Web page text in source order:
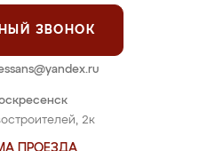
2к
ПРОЕЗДА
ЗВОНОК